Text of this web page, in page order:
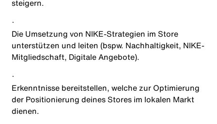
steigern.
·
Die Umsetzung von NIKE-Strategien im Store
unterstützen und leiten (bspw. Nachhaltigkeit, NIKE-
Mitgliedschaft, Digitale Angebote).
·
Erkenntnisse bereitstellen, welche zur Optimierung
der Positionierung deines Stores im lokalen Markt
dienen.